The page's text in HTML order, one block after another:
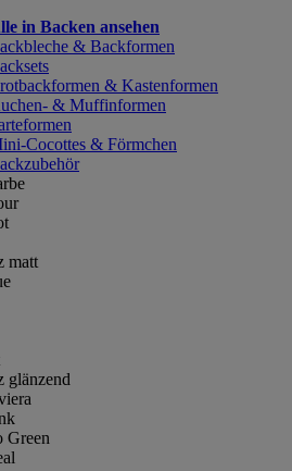
in Backen ansehen
& Backformen
& Kastenformen
& Muffinformen
Cocottes & Förmchen
matt
glänzend
Green